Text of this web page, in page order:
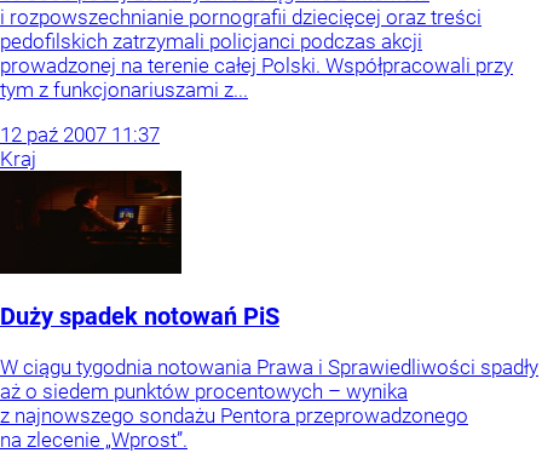
i rozpowszechnianie pornografii dziecięcej oraz treści
pedofilskich zatrzymali policjanci podczas akcji
prowadzonej na terenie całej Polski. Współpracowali przy
tym z funkcjonariuszami z...
12 paź 2007 11:37
Kraj
Duży spadek notowań PiS
W ciągu tygodnia notowania Prawa i Sprawiedliwości spadły
aż o siedem punktów procentowych – wynika
z najnowszego sondażu Pentora przeprowadzonego
na zlecenie „Wprost”.